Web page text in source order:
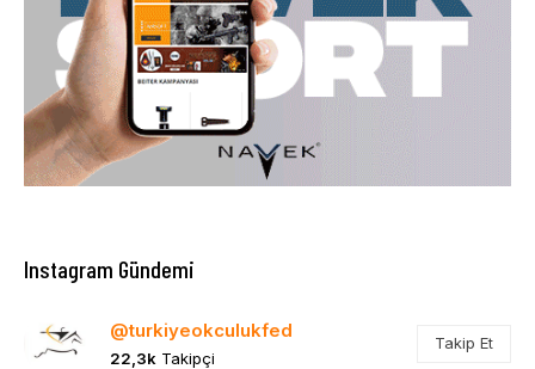
Instagram Gündemi
@turkiyeokculukfed
22,3k Takipçi
Takip Et